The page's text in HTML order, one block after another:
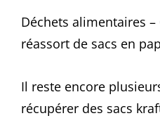
Déchets alimentaires
réassort de sacs en
Il reste encore
récupérer des sacs